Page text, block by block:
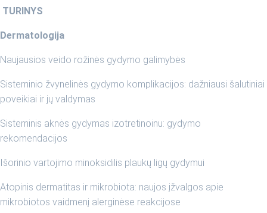
TURINYS
Dermatologija
Naujausios veido rožinės gydymo galimybės
Sisteminio žvynelinės gydymo komplikacijos: dažniausi šalutiniai
poveikiai ir jų valdymas
Sisteminis aknės gydymas izotretinoinu: gydymo
rekomendacijos
Išorinio vartojimo minoksidilis plaukų ligų gydymui
Atopinis dermatitas ir mikrobiota: naujos įžvalgos apie
mikrobiotos vaidmenį alerginėse reakcijose